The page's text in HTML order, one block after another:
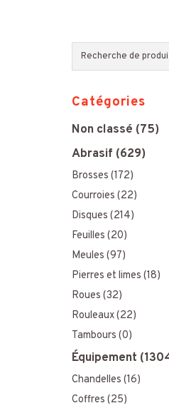
c
h
e
r
c
h
e
o
u
r
:
Catégories
Non classé (75)
Abrasif (629)
Brosses (172)
Courroies (22)
Disques (214)
Feuilles (20)
Meules (97)
Pierres et limes (18)
Roues (32)
Rouleaux(22)
Tambours (0)
Équipement
Chandelles (16)
Coffres (25)